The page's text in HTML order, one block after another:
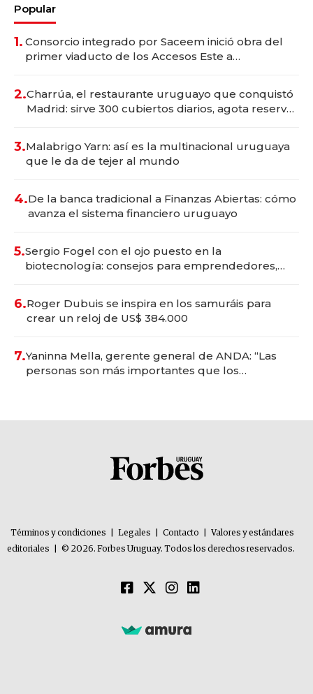
Popular
1. Consorcio integrado por Saceem inició obra del
primer viaducto de los Accesos Este a
2.Charrúa, el restaurante uruguayo que conquistó
Madrid: sirve 300 cubiertos diarios, agota reservas
3.Malabrigo Yarn: así es la multinacional uruguaya
que le da de tejer al mundo
4.De la banca tradicional a Finanzas Abiertas: cómo
avanza el sistema financiero uruguayo
5.Sergio Fogel con el ojo puesto en la
biotecnología: consejos para emprendedores,
6.Roger Dubuis se inspira en los samuráis para
crear un reloj de US$ 384.000
7.Yaninna Mella, gerente general de ANDA: “Las
personas son más importantes que los
Términos y condiciones Legales Contacto
Valores y estándares
editoriales
© 2026. Forbes Uruguay. Todos los derechos reservados.